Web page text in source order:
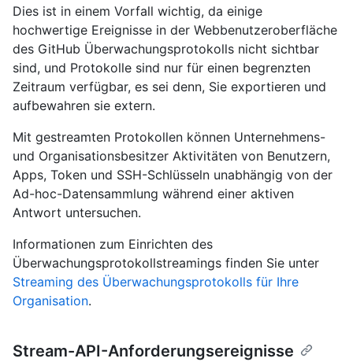
Dies ist in einem Vorfall wichtig, da einige
hochwertige Ereignisse in der Webbenutzeroberfläche
des GitHub Überwachungsprotokolls nicht sichtbar
sind, und Protokolle sind nur für einen begrenzten
Zeitraum verfügbar, es sei denn, Sie exportieren und
aufbewahren sie extern.
Mit gestreamten Protokollen können Unternehmens-
und Organisationsbesitzer Aktivitäten von Benutzern,
Apps, Token und SSH-Schlüsseln unabhängig von der
Ad-hoc-Datensammlung während einer aktiven
Antwort untersuchen.
Informationen zum Einrichten des
Überwachungsprotokollstreamings finden Sie unter
Streaming des Überwachungsprotokolls für Ihre
Organisation.
Stream-API-Anforderungsereignisse